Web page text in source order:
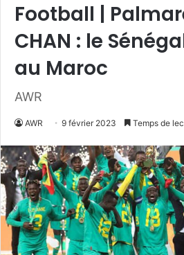
Football |
CHAN : le
au Maroc
AWR
AWR 9 février 2023 Temps de